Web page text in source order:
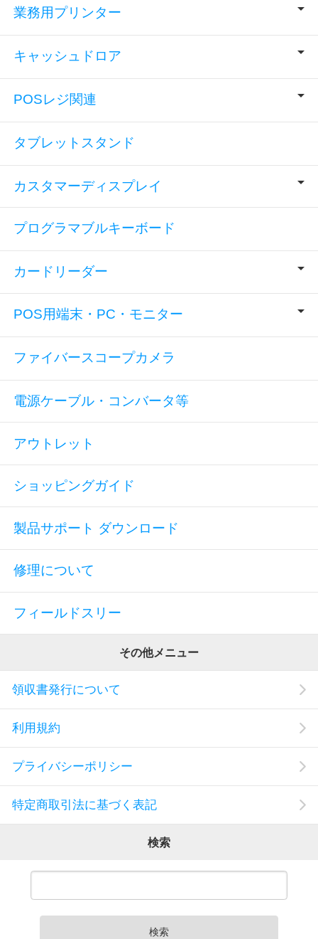
業務用プリンター
キャッシュドロア
POSレジ関連
タブレットスタンド
カスタマーディスプレイ
プログラマブルキーボード
カードリーダー
POS用端末・PC・モニター
ファイバースコープカメラ
電源ケーブル・コンバータ等
アウトレット
ショッピングガイド
製品サポート ダウンロード
修理について
フィールドスリー
その他メニュー
領収書発行について
利用規約
プライバシーポリシー
特定商取引法に基づく表記
検索
検索